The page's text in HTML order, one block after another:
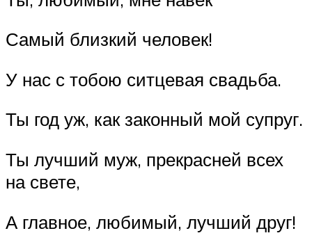
Самый близкий человек!
У нас с тобою ситцевая свадьба.
Ты год уж, как законный мой супруг.
Ты лучший муж, прекрасней всех
на свете,
А главное, любимый, лучший друг!